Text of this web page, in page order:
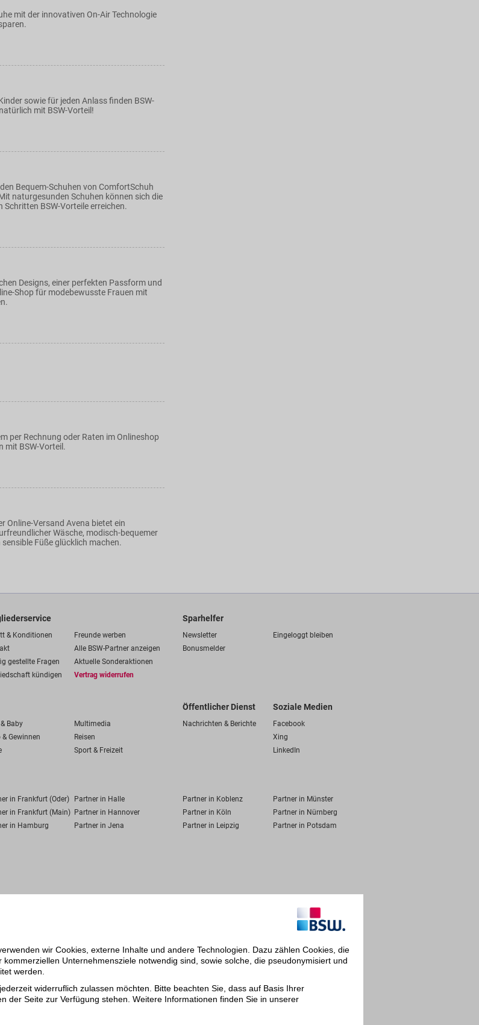
mit der innovativen On-Air Technologie
sowie für jeden Anlass finden BSW-
mit BSW-Vorteil!
Bequem-Schuhen von ComfortSchuh
naturgesunden Schuhen können sich die
BSW-Vorteile erreichen.
Designs, einer perfekten Passform und
Shop für modebewusste Frauen mit
per Rechnung oder Raten im Onlineshop
mit BSW-Vorteil.
Online-Versand Avena bietet ein
Wäsche, modisch-bequemer
Füße glücklich machen.
& Konditionen
Freunde werben
Alle BSW-Partner anzeigen
gestellte Fragen
Aktuelle Sonderaktionen
kündigen
Vertrag widerrufen
Sparhelfer
Newsletter
Eingeloggt bleiben
Bonusmelder
Baby
Multimedia
& Gewinnen
Reisen
Sport & Freizeit
Öffentlicher Dienst
Nachrichten & Berichte
Soziale Medien
Facebook
Xing
LinkedIn
in Frankfurt (Oder) Partner in Halle Partner in Koblenz
Partner in Münster
in Frankfurt (Main) Partner in Hannover Partner in Köln
Partner in Nürnberg
in Hamburg Partner in Jena Partner in Leipzig Partner in Potsdam
wir Cookies, externe Inhalte und andere Technologien. Dazu zählen Cookies, die
Unternehmensziele notwendig sind, sowie solche, die pseudonymisiert und
werden.
widerruflich zulassen möchten. Bitte beachten Sie, dass auf Basis Ihrer
der Seite zur Verfügung stehen. Weitere Informationen finden Sie in unserer